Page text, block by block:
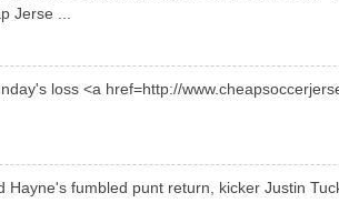
Jerse ...
loss <a href=http://
Hayne's fumbled punt return, kicker Justin